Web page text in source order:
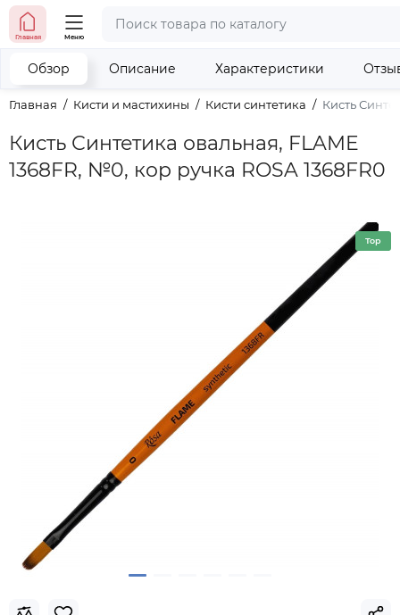
тел. (098) 673-42-06
наши контакты
Главная Меню
Главная Кисти и мастихины Кисти синтетика Кисть
Кисть Синтетика овальная, FLAME
1368FR, №0, кор ручка ROSA 1368FR0
Обзор Описание Характеристики
Top